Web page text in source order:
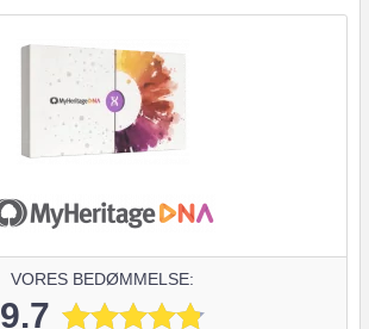
VORES BEDØMMELSE:
9.7